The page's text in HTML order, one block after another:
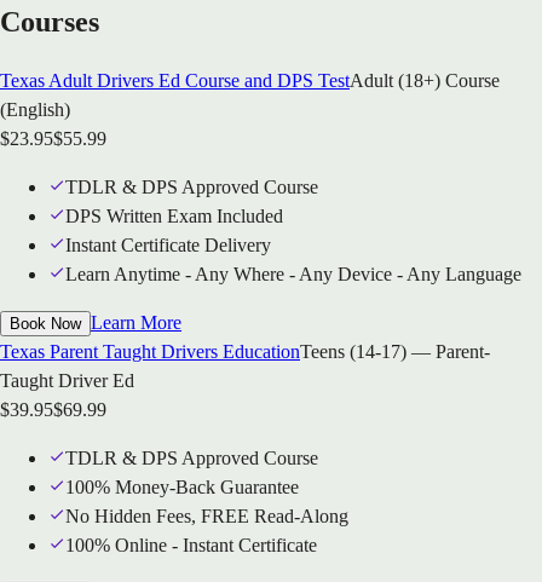
Courses
Texas Adult Drivers Ed Course and DPS TestAdult (18+) Course
(English)
$23.95$55.99
TDLR & DPS Approved Course
DPS Written Exam Included
Instant Certificate Delivery
Learn Anytime - Any Where - Any Device - Any Language
Book Now Learn More
Texas Parent Taught Drivers EducationTeens (14-17) — Parent-
Taught Driver Ed
$39.95$69.99
TDLR & DPS Approved Course
100% Money-Back Guarantee
No Hidden Fees, FREE Read-Along
100% Online - Instant Certificate